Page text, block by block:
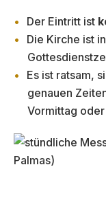
Der Eintritt ist
Die Kirche ist
Es ist ratsam,
genauen
Vormittag